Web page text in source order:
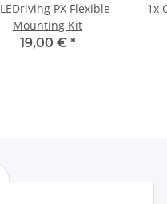
LEDriving PX Flexible
Mounting Kit
19,00 € *
1x